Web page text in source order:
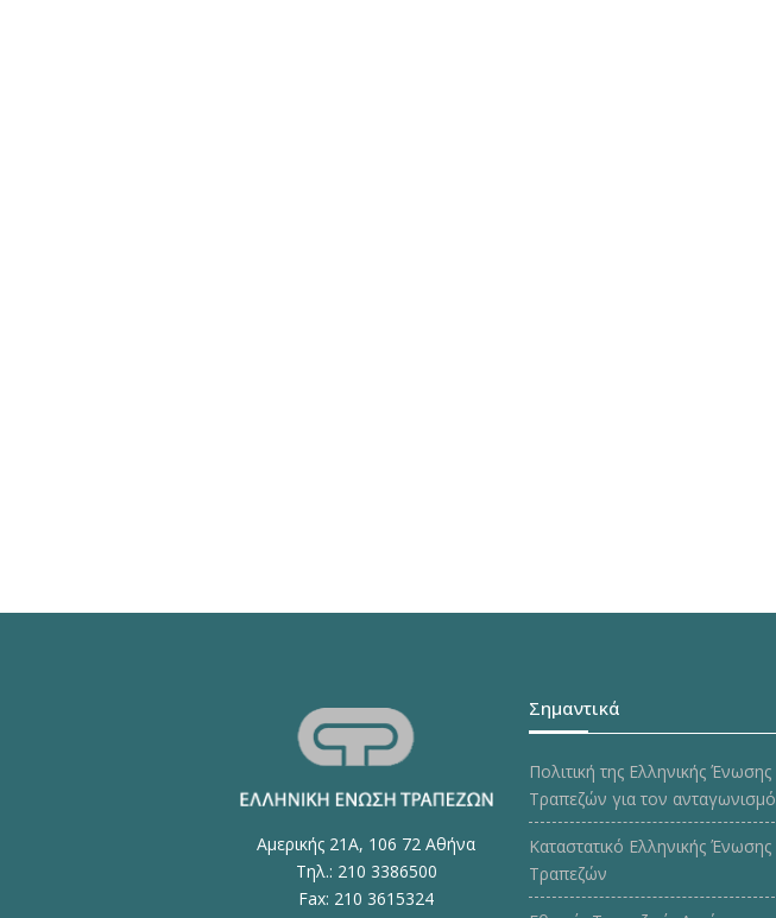
Αμερικής 21Α, 106 72 Αθήνα
Τηλ.: 210 3386500
Fax: 210 3615324
Σημαντικά
Πολιτική της Ελληνικής Ένωσης
Τραπεζών για τον ανταγωνισμό
Καταστατικό Ελληνικής Ένωσης
Τραπεζών